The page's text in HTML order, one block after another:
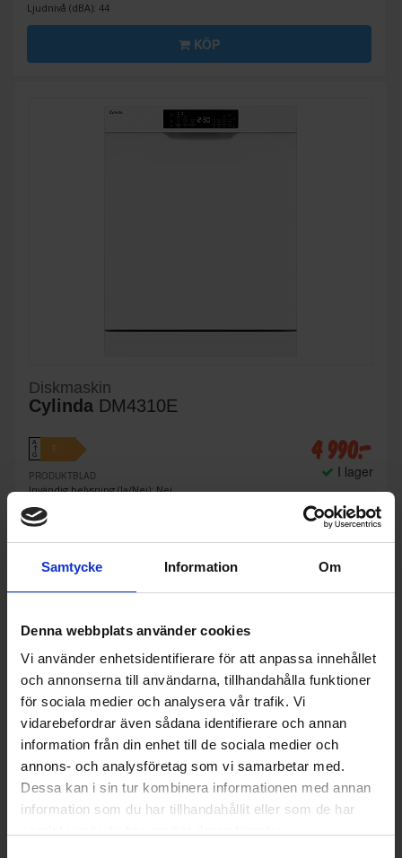
Samtycke Information Om
Denna webbplats använder cookies
Vi använder enhetsidentifierare för att anpassa innehållet
och annonserna till användarna, tillhandahålla funktioner
för sociala medier och analysera vår trafik. Vi
vidarebefordrar även sådana identifierare och annan
information från din enhet till de sociala medier och
annons- och analysföretag som vi samarbetar med.
Dessa kan i sin tur kombinera informationen med annan
information som du har tillhandahållit eller som de har
Ljudnivå (dBA): 44
KÖP
Diskmaskin
Cylinda DM4310E
A
↑
G
E
PRODUKTBLAD
Invändig belysning (Ja/Nej): Nej
Toppkorg (Ja/Nej): Nej
Ljudnivå (dBA): 45
4 990:-
I lager
KÖP